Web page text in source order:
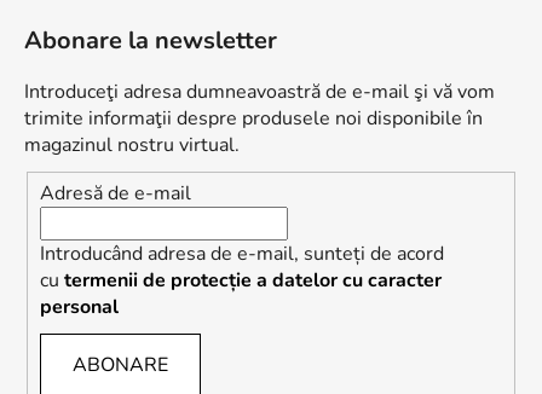
Abonare la newsletter
Introduceţi adresa dumneavoastră de e-mail şi vă vom
trimite informaţii despre produsele noi disponibile în
magazinul nostru virtual.
Adresă de e-mail
Introducând adresa de e-mail, sunteți de acord
cu termenii de protecție a datelor cu caracter
personal
ABONARE